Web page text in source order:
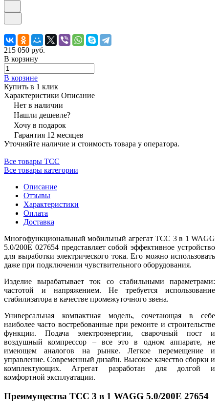
215 050 руб.
В корзину
В корзине
Купить в 1 клик
Характеристики Описание
Нет в наличии
Нашли дешевле?
Хочу в подарок
Гарантия 12 месяцев
Уточняйте наличие и стоимость товара у оператора.
Все товары ТСС
Все товары категории
Описание
Отзывы
Характеристики
Оплата
Доставка
Многофункциональный мобильный агрегат ТСС 3 в 1 WAGG
5.0/200E 027654 представляет собой эффективное устройство
для выработки электрического тока. Его можно использовать
даже при подключении чувствительного оборудования.
Изделие вырабатывает ток со стабильными параметрами:
частотой и напряжением. Не требуется использование
стабилизатора в качестве промежуточного звена.
Универсальная компактная модель, сочетающая в себе
наиболее часто востребованные при ремонте и строительстве
функции. Подача электроэнергии, сварочный пост и
воздушный компрессор – все это в одном аппарате, не
имеющем аналогов на рынке. Легкое перемещение и
управление. Современный дизайн. Высокое качество сборки и
комплектующих. Агрегат разработан для долгой и
комфортной эксплуатации.
Преимущества ТСС 3 в 1 WAGG 5.0/200E 27654